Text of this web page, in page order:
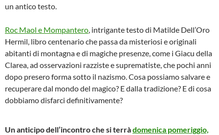
un antico testo.
Roc Maol e Mompantero, intrigante testo di Matilde Dell’Oro
Hermil, libro centenario che passa da misteriosi e originali
abitanti di montagna e di magiche presenze, come i Giacu della
Clarea, ad osservazioni razziste e suprematiste, che pochi anni
dopo presero forma sotto il nazismo. Cosa possiamo salvare e
recuperare dal mondo del magico? E dalla tradizione? E di cosa
dobbiamo disfarci definitivamente?
Un anticipo dell’incontro che si terràdomenica pomeriggio,